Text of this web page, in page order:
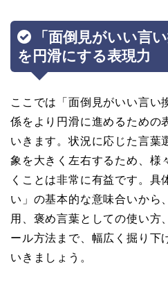
「面倒見がいい言
を円滑にする表現力
ここでは「面倒見がいい言い
係をより円滑に進めるための
いきます。状況に応じた言葉
象を大きく左右するため、様
くことは非常に有益です。具
い」の基本的な意味合いから
用、褒め言葉としての使い方
ール方法まで、幅広く掘り下
いきましょう。